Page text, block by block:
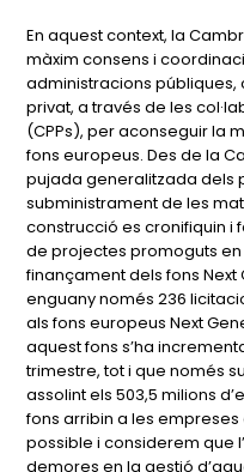
En aquest context, la
màxim consens i
administracions
privat, a través de les
(CPPs), per aconseguir la
fons europeus. Des de la
pujada generalitzada dels
subministrament de les
construcció es cronifiquin i
de projectes promoguts en
finançament dels fons Next
enguany només 236
als fons europeus Next
aquest fons s’ha
trimestre, tot i que només
assolint els 503,5 milions
fons arribin a les
possible i considerem que
demores en la gestió